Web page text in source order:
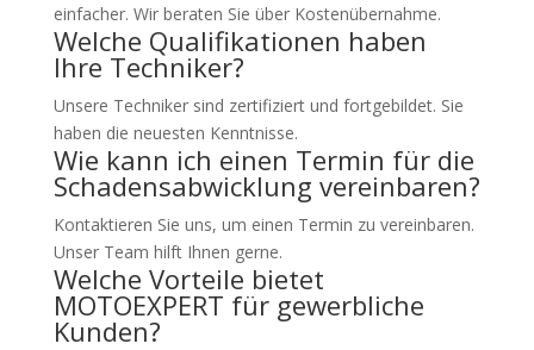
einfacher. Wir beraten Sie über Kostenübernahme.
Welche Qualifikationen haben
Ihre Techniker?
Unsere Techniker sind zertifiziert und fortgebildet. Sie
haben die neuesten Kenntnisse.
Wie kann ich einen Termin für die
Schadensabwicklung vereinbaren?
Kontaktieren Sie uns, um einen Termin zu vereinbaren.
Unser Team hilft Ihnen gerne.
Welche Vorteile bietet
MOTOEXPERT für gewerbliche
Kunden?